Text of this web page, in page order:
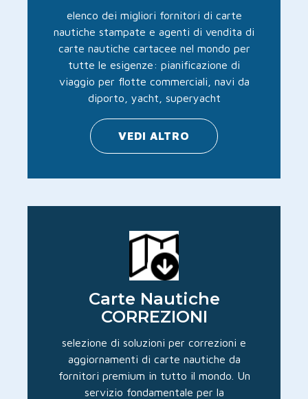
elenco dei migliori fornitori di carte
nautiche stampate e agenti di vendita di
carte nautiche cartacee nel mondo per
tutte le esigenze: pianificazione di
viaggio per flotte commerciali, navi da
diporto, yacht, superyacht
VEDI ALTRO
Carte Nautiche
CORREZIONI
selezione di soluzioni per correzioni e
aggiornamenti di carte nautiche da
fornitori premium in tutto il mondo. Un
servizio fondamentale per la